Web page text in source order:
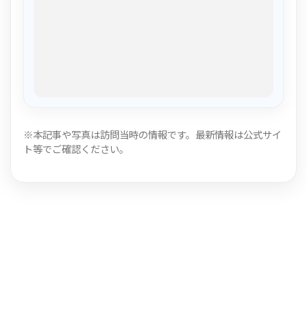
※本記事や写真は訪問当時の情報です。最新情報は公式サイ
ト等でご確認ください。